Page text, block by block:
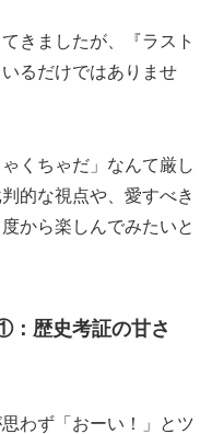
きましたが、『ラスト
るだけではありませ
くちゃだ」なんて厳し
的な視点や、愛すべき
から楽しんでみたいと
：歴史考証の甘さ
わず「おーい！」とツ